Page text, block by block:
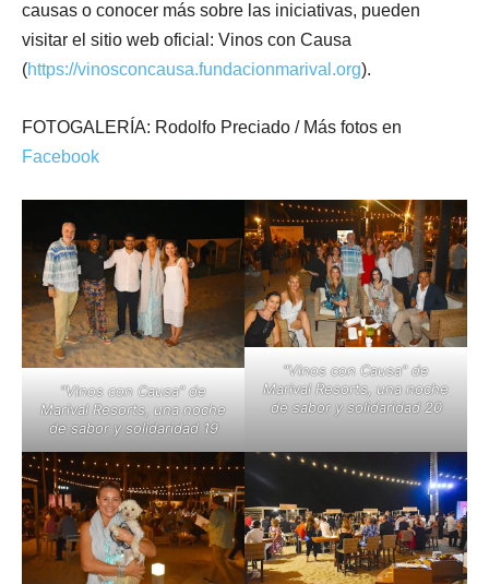
causas o conocer más sobre las iniciativas, pueden
visitar el sitio web oficial: Vinos con Causa
(https://vinosconcausa.fundacionmarival.org).
FOTOGALERÍA: Rodolfo Preciado / Más fotos en
Facebook
"Vinos con Causa" de
Marival Resorts, una noche
de sabor y solidaridad 19
"Vinos con Causa" de
Marival Resorts, una noche
de sabor y solidaridad 20